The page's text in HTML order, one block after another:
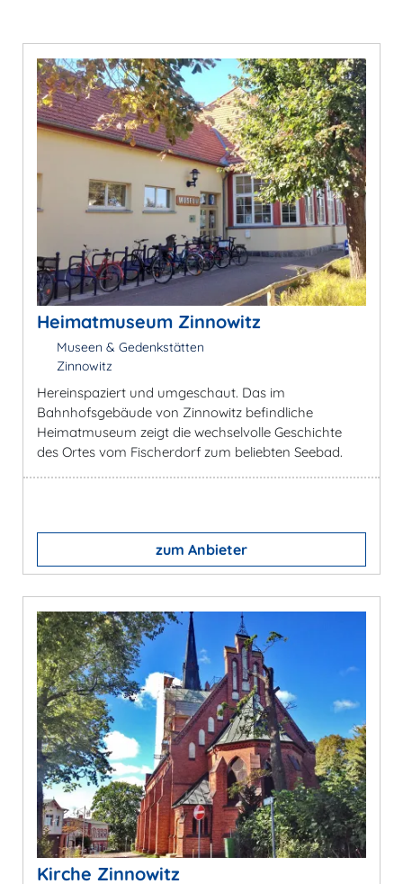
Heimatmuseum Zinnowitz
Museen & Gedenkstätten
Zinnowitz
Hereinspaziert und umgeschaut. Das im
Bahnhofsgebäude von Zinnowitz befindliche
Heimatmuseum zeigt die wechselvolle Geschichte
des Ortes vom Fischerdorf zum beliebten Seebad.
zum Anbieter
Kirche Zinnowitz